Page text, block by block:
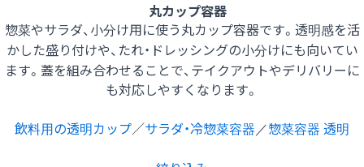
丸カップ容器
惣菜やサラダ、小分け用に使う丸カップ容器です。透明感を活
かした盛り付けや、たれ・ドレッシングの小分けにも向いてい
ます。蓋を組み合わせることで、テイクアウトやデリバリーに
も対応しやすくなります。
飲料用の透明カップ／サラダ・冷惣菜容器／惣菜容器 透明